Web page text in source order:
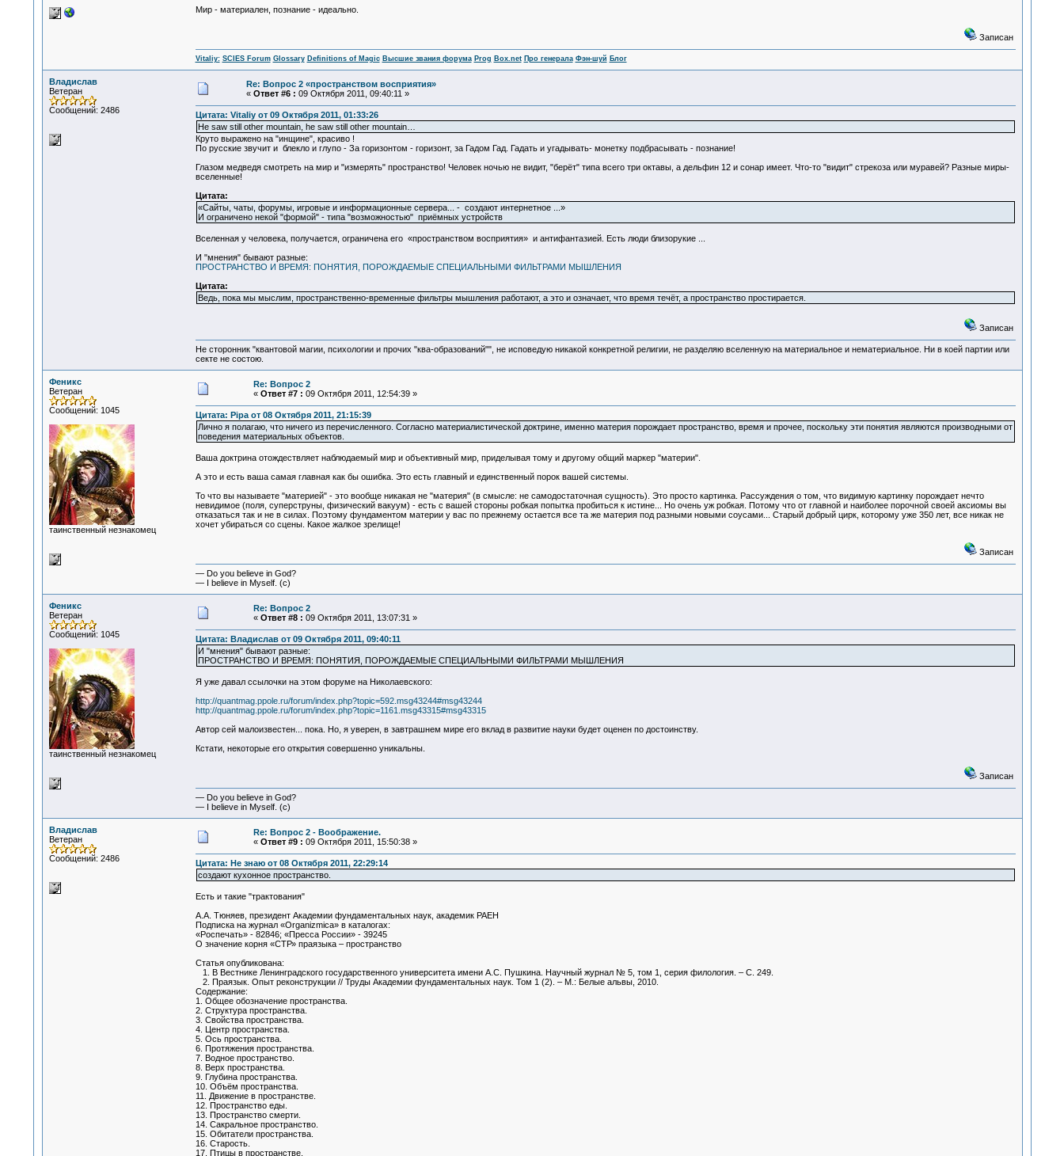
Мир - материален, познание - идеально.
Записан
Vitaliy: SCIES Forum Glossary Definitions of Magic Высшие звания форума Prog Box.net Про генерала Фэн-шуй Блог
Владислав
Ветеран
Сообщений: 2486
Re: Вопрос 2 «пространством восприятия»
« Ответ #6 : 09 Октября 2011, 09:40:11 »
Цитата: Vitaliy от 09 Октября 2011, 01:33:26
He saw still other mountain, he saw still other mountain…
Круто выражено на "инщине", красиво !
По русские звучит и блекло и глупо - За горизонтом - горизонт, за Гадом Гад. Гадать и угадывать- монетку подбрасывать - познание!
Глазом медведя смотреть на мир и "измерять" пространство! Человек ночью не видит, "берёт" типа всего три октавы, а дельфин 12 и сонар имеет. Что-то "видит" стрекоза или муравей? Разные миры-
вселенные!
Цитата:
«Сайты, чаты, форумы, игровые и информационные сервера... - создают интернетное ...»
И ограничено некой "формой" - типа "возможностью" приёмных устройств
Вселенная у человека, получается, ограничена его «пространством восприятия» и антифантазией. Есть люди близорукие ...
И "мнения" бывают разные:
ПРОСТРАНСТВО И ВРЕМЯ: ПОНЯТИЯ, ПОРОЖДАЕМЫЕ СПЕЦИАЛЬНЫМИ ФИЛЬТРАМИ МЫШЛЕНИЯ
Цитата:
Ведь, пока мы мыслим, пространственно-временные фильтры мышления работают, а это и означает, что время течёт, а пространство простирается.
Записан
Не сторонник "квантовой магии, психологии и прочих "ква-образований"", не исповедую никакой конкретной религии, не разделяю вселенную на материальное и нематериальное. Ни в коей партии или
секте не состою.
Феникс
Ветеран
Сообщений: 1045
таинственный незнакомец
Re: Вопрос 2
« Ответ #7 : 09 Октября 2011, 12:54:39 »
Цитата: Pipa от 08 Октября 2011, 21:15:39
Лично я полагаю, что ничего из перечисленного. Согласно материалистической доктрине, именно материя порождает пространство, время и прочее, поскольку эти понятия являются производными от
поведения материальных объектов.
Ваша доктрина отождествляет наблюдаемый мир и объективный мир, приделывая тому и другому общий маркер "материи".
А это и есть ваша самая главная как бы ошибка. Это есть главный и единственный порок вашей системы.
То что вы называете "материей" - это вообще никакая не "материя" (в смысле: не самодостаточная сущность). Это просто картинка. Рассуждения о том, что видимую картинку порождает нечто
невидимое (поля, суперструны, физический вакуум) - есть с вашей стороны робкая попытка пробиться к истине... Но очень уж робкая. Потому что от главной и наиболее порочной своей аксиомы вы
отказаться так и не в силах. Поэтому фундаментом материи у вас по прежнему остается все та же материя под разными новыми соусами... Старый добрый цирк, которому уже 350 лет, все никак не
хочет убираться со сцены. Какое жалкое зрелище!
Записан
— Do you believe in God?
— I believe in Myself. (c)
Феникс
Ветеран
Сообщений: 1045
таинственный незнакомец
Re: Вопрос 2
« Ответ #8 : 09 Октября 2011, 13:07:31 »
Цитата: Владислав от 09 Октября 2011, 09:40:11
И "мнения" бывают разные:
ПРОСТРАНСТВО И ВРЕМЯ: ПОНЯТИЯ, ПОРОЖДАЕМЫЕ СПЕЦИАЛЬНЫМИ ФИЛЬТРАМИ МЫШЛЕНИЯ
Я уже давал ссылочки на этом форуме на Николаевского:
http://quantmag.ppole.ru/forum/index.php?topic=592.msg43244#msg43244
http://quantmag.ppole.ru/forum/index.php?topic=1161.msg43315#msg43315
Автор сей малоизвестен... пока. Но, я уверен, в завтрашнем мире его вклад в развитие науки будет оценен по достоинству.
Кстати, некоторые его открытия совершенно уникальны.
Записан
— Do you believe in God?
— I believe in Myself. (c)
Владислав
Ветеран
Сообщений: 2486
Re: Вопрос 2 - Воображение.
« Ответ #9 : 09 Октября 2011, 15:50:38 »
Цитата: Не знаю от 08 Октября 2011, 22:29:14
создают кухонное пространство.
Есть и такие "трактования"
А.А. Тюняев, президент Академии фундаментальных наук, академик РАЕН
Подписка на журнал «Organizmica» в каталогах:
«Роспечать» - 82846; «Пресса России» - 39245
О значение корня «СТР» праязыка – пространство
Статья опубликована:
1. В Вестнике Ленинградского государственного университета имени А.С. Пушкина. Научный журнал № 5, том 1, серия филология. – С. 249.
2. Праязык. Опыт реконструкции // Труды Академии фундаментальных наук. Том 1 (2). – М.: Белые альвы, 2010.
Содержание:
1. Общее обозначение пространства.
2. Структура пространства.
3. Свойства пространства.
4. Центр пространства.
5. Ось пространства.
6. Протяжения пространства.
7. Водное пространство.
8. Верх пространства.
9. Глубина пространства.
10. Объём пространства.
11. Движение в пространстве.
12. Пространство еды.
13. Пространство смерти.
14. Сакральное пространство.
15. Обитатели пространства.
16. Старость.
17. Птицы в пространстве.